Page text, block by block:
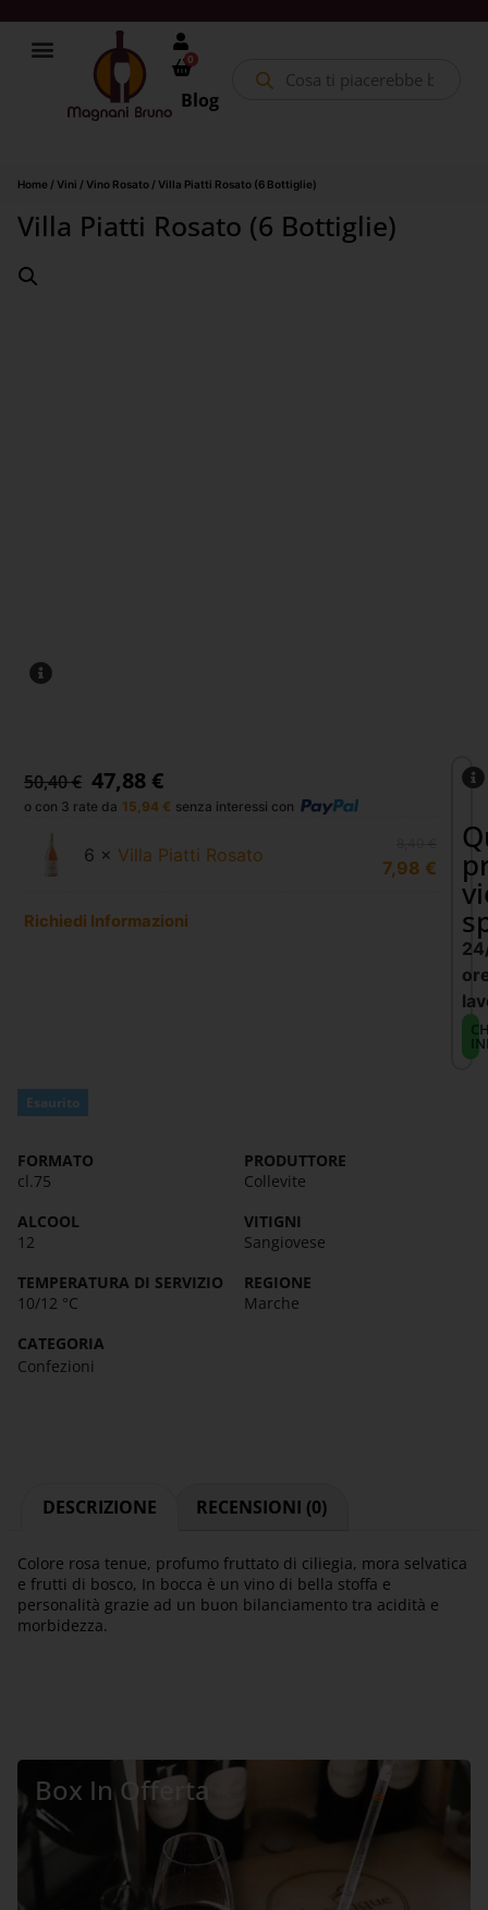
0
Blog
Home / Vini / Vino Rosato / Villa Piatti Rosato (6 Bottiglie)
Villa Piatti Rosato (6 Bottiglie)
50,40€ 47,88 €
o con 3 rate da 15,94 € senza interessi con
6 × Villa Piatti Rosato
7,98 €
Richiedi Informazioni
Esaurito
FORMATO
cl.75
PRODUTTORE
Collevite
ALCOOL
12
VITIGNI
Sangiovese
TEMPERATURA DI SERVIZIO
10/12 °C
REGIONE
Marche
CATEGORIA
Confezioni
DESCRIZIONE RECENSIONI (0)
Colore rosa tenue, profumo fruttato di ciliegia, mora selvatica
e frutti di bosco, In bocca è un vino di bella stoffa e
personalità grazie ad un buon bilanciamento tra acidità e
morbidezza.
Box In Offerta